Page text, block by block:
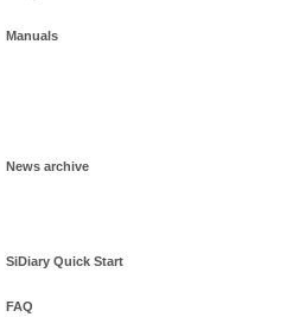
Manuals
News archive
SiDiary Quick Start
FAQ